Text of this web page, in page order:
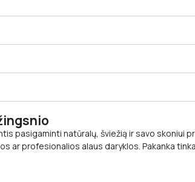
pasigaminti natūralų, šviežią ir savo skoniui
ar profesionalios alaus daryklos. Pakanka